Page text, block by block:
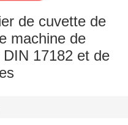
de cuvette de
machine de
17182 et de